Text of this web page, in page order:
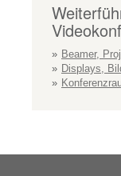
Beamer,
Displays,